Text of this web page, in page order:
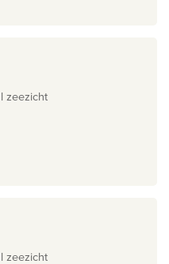
zeezicht
zeezicht